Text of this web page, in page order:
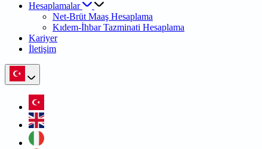
Hesaplamalar
Net-Brüt Maaş Hesaplama
Kıdem-İhbar Tazminati Hesaplama
Kariyer
İletişim